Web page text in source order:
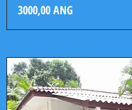
Precio
3000,00 ANG